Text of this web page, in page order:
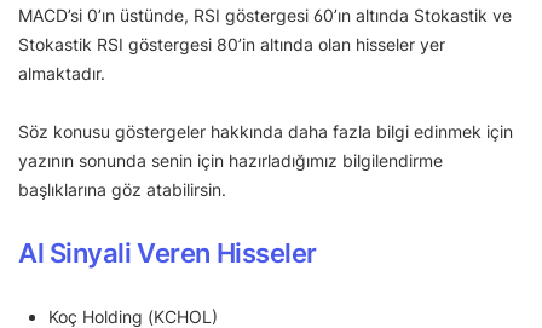
MACD’si 0’ın üstünde, RSI göstergesi 60’ın altında Stokastik ve
Stokastik RSI göstergesi 80’in altında olan hisseler yer
almaktadır.
Söz konusu göstergeler hakkında daha fazla bilgi edinmek için
yazının sonunda senin için hazırladığımız bilgilendirme
başlıklarına göz atabilirsin.
Al Sinyali Veren Hisseler
Koç Holding (KCHOL)